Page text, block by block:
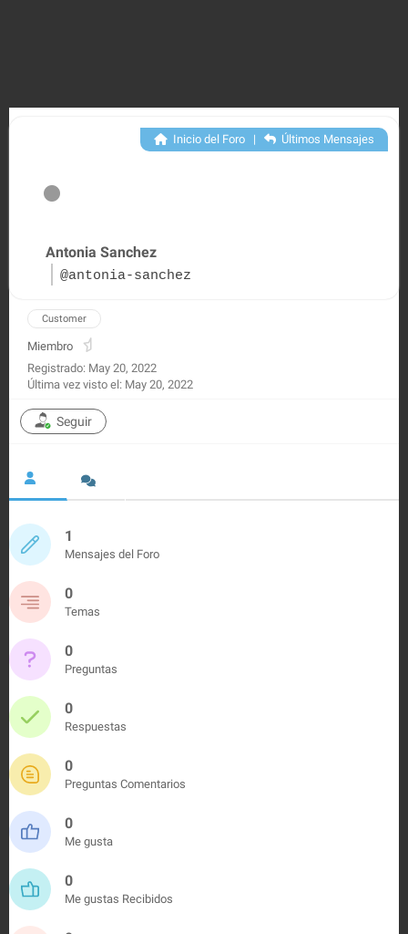
Antonia Sanchez
@antonia-sanchez
Inicio del Foro | Últimos Mensajes
Customer
Miembro
Registrado: May 20, 2022
Última vez visto el: May 20, 2022
Seguir
1
Mensajes del Foro
0
Temas
0
Preguntas
0
Respuestas
0
Preguntas Comentarios
0
Me gusta
0
Me gustas Recibidos